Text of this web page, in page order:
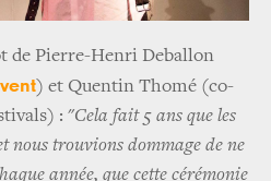
de Pierre-Henri Deballon
) et Quentin Thomé (co-
: "Cela fait 5 ans que les
nous trouvions dommage de ne
année, que cette cérémonie